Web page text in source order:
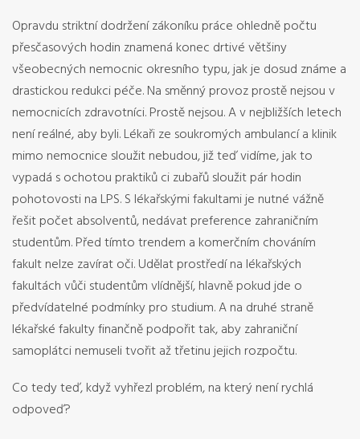
Opravdu striktní dodržení zákoníku práce ohledně počtu
přesčasových hodin znamená konec drtivé většiny
všeobecných nemocnic okresního typu, jak je dosud známe a
drastickou redukci péče. Na směnný provoz prostě nejsou v
nemocnicích zdravotníci. Prostě nejsou. A v nejbližších letech
není reálné, aby byli. Lékaři ze soukromých ambulancí a klinik
mimo nemocnice sloužit nebudou, již teď vidíme, jak to
vypadá s ochotou praktiků ci zubařů sloužit pár hodin
pohotovosti na LPS. S lékařskými fakultami je nutné vážně
řešit počet absolventů, nedávat preference zahraničním
studentům. Před tímto trendem a komerčním chováním
fakult nelze zavírat oči. Udělat prostředí na lékařských
fakultách vůči studentům vlídnější, hlavně pokud jde o
předvídatelné podmínky pro studium. A na druhé straně
lékařské fakulty finančně podpořit tak, aby zahraniční
samoplátci nemuseli tvořit až třetinu jejich rozpočtu.
Co tedy teď, když vyhřezl problém, na který není rychlá
odpoveď?